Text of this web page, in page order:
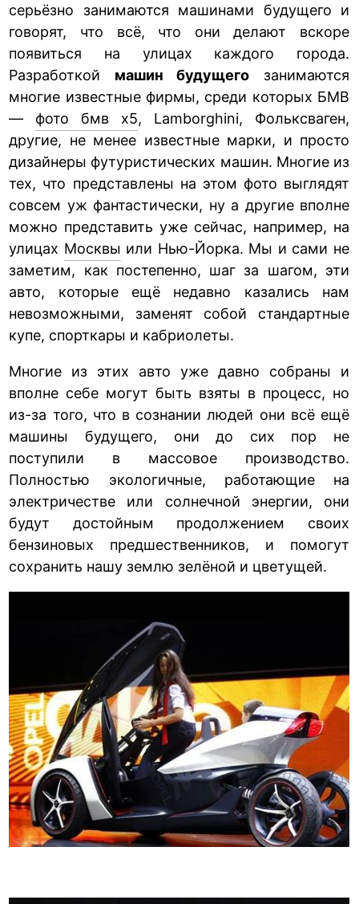
серьёзно занимаются машинами будущего и
говорят, что всё, что они делают вскоре
появиться на улицах каждого города.
Разработкой машин будущего занимаются
многие известные фирмы, среди которых БМВ
— фото бмв х5, Lamborghini, Фольксваген,
другие, не менее известные марки, и просто
дизайнеры футуристических машин. Многие из
тех, что представлены на этом фото выглядят
совсем уж фантастически, ну а другие вполне
можно представить уже сейчас, например, на
улицах Москвы или Нью-Йорка. Мы и сами не
заметим, как постепенно, шаг за шагом, эти
авто, которые ещё недавно казались нам
невозможными, заменят собой стандартные
купе, спорткары и кабриолеты.
Многие из этих авто уже давно собраны и
вполне себе могут быть взяты в процесс, но
из-за того, что в сознании людей они всё ещё
машины будущего, они до сих пор не
поступили в массовое производство.
Полностью экологичные, работающие на
электричестве или солнечной энергии, они
будут достойным продолжением своих
бензиновых предшественников, и помогут
сохранить нашу землю зелёной и цветущей.